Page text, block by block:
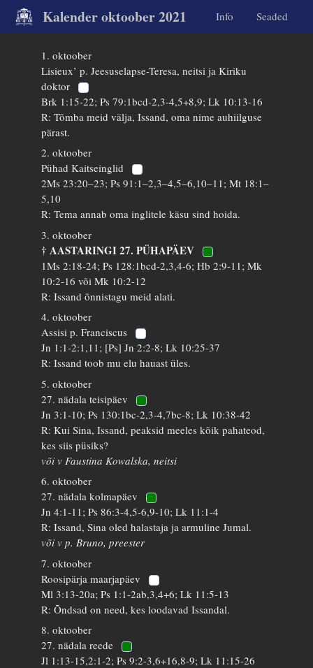
Kalender oktoober 2021 Info Seaded
1. oktoober
Lisieux’ p. Jeesuselapse-Teresa, neitsi ja Kiriku
doktor
Brk 1:15-22; Ps 79:1bcd-2,3-4,5+8,9; Lk 10:13-16
R: Tõmba meid välja, Issand, oma nime auhiilguse
pärast.
2. oktoober
Pühad Kaitseinglid
2Ms 23:20–23; Ps 91:1–2,3–4,5–6,10–11; Mt 18:1–
5,10
R: Tema annab oma inglitele käsu sind hoida.
3. oktoober
† AASTARINGI 27. PÜHAPÄEV
1Ms 2:18-24; Ps 128:1bcd-2,3,4-6; Hb 2:9-11; Mk
10:2-16 või Mk 10:2-12
R: Issand õnnistagu meid alati.
4. oktoober
Assisi p. Franciscus
Jn 1:1-2:1,11; [Ps] Jn 2:2-8; Lk 10:25-37
R: Issand toob mu elu hauast üles.
5. oktoober
27. nädala teisipäev
Jn 3:1-10; Ps 130:1bc-2,3-4,7bc-8; Lk 10:38-42
R: Kui Sina, Issand, peaksid meeles kõik pahateod,
kes siis püsiks?
või v Faustina Kowalska, neitsi
6. oktoober
27. nädala kolmapäev
Jn 4:1-11; Ps 86:3-4,5-6,9-10; Lk 11:1-4
R: Issand, Sina oled halastaja ja armuline Jumal.
või v p. Bruno, preester
7. oktoober
Roosipärja maarjapäev
Ml 3:13-20a; Ps 1:1-2ab,3,4+6; Lk 11:5-13
R: Õndsad on need, kes loodavad Issandal.
8. oktoober
27. nädala reede
Jl 1:13-15,2:1-2; Ps 9:2-3,6+16,8-9; Lk 11:15-26